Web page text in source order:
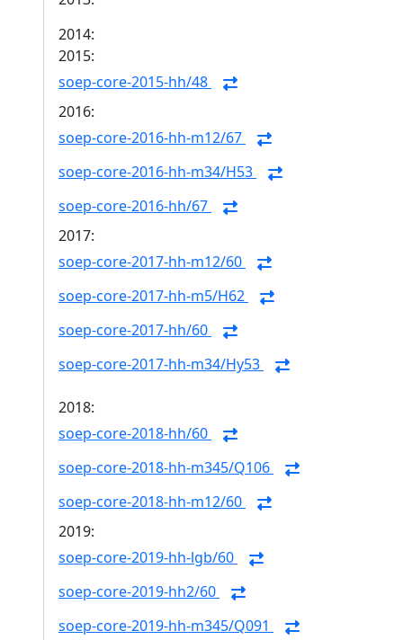
2014:
2015:
soep-core-2015-hh/48
2016:
soep-core-2016-hh-m12/67
soep-core-2016-hh-m34/H53
soep-core-2016-hh/67
2017:
soep-core-2017-hh-m12/60
soep-core-2017-hh-m5/H62
soep-core-2017-hh/60
soep-core-2017-hh-m34/Hy53
2018:
soep-core-2018-hh/60
soep-core-2018-hh-m345/Q106
soep-core-2018-hh-m12/60
2019:
soep-core-2019-hh-lgb/60
soep-core-2019-hh2/60
soep-core-2019-hh-m345/Q091